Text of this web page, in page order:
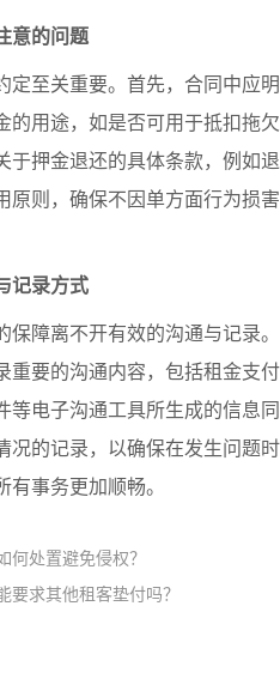
意的问题
定至关重要。首先，合同中应
的用途，如是否可用于抵扣拖
于押金退还的具体条款，例如
原则，确保不因单方面行为损
记录方式
保障离不开有效的沟通与记录
重要的沟通内容，包括租金支
等电子沟通工具所生成的信息
况的记录，以确保在发生问题
事务更加顺畅。
何处置避免侵权？
求其他租客垫付吗？